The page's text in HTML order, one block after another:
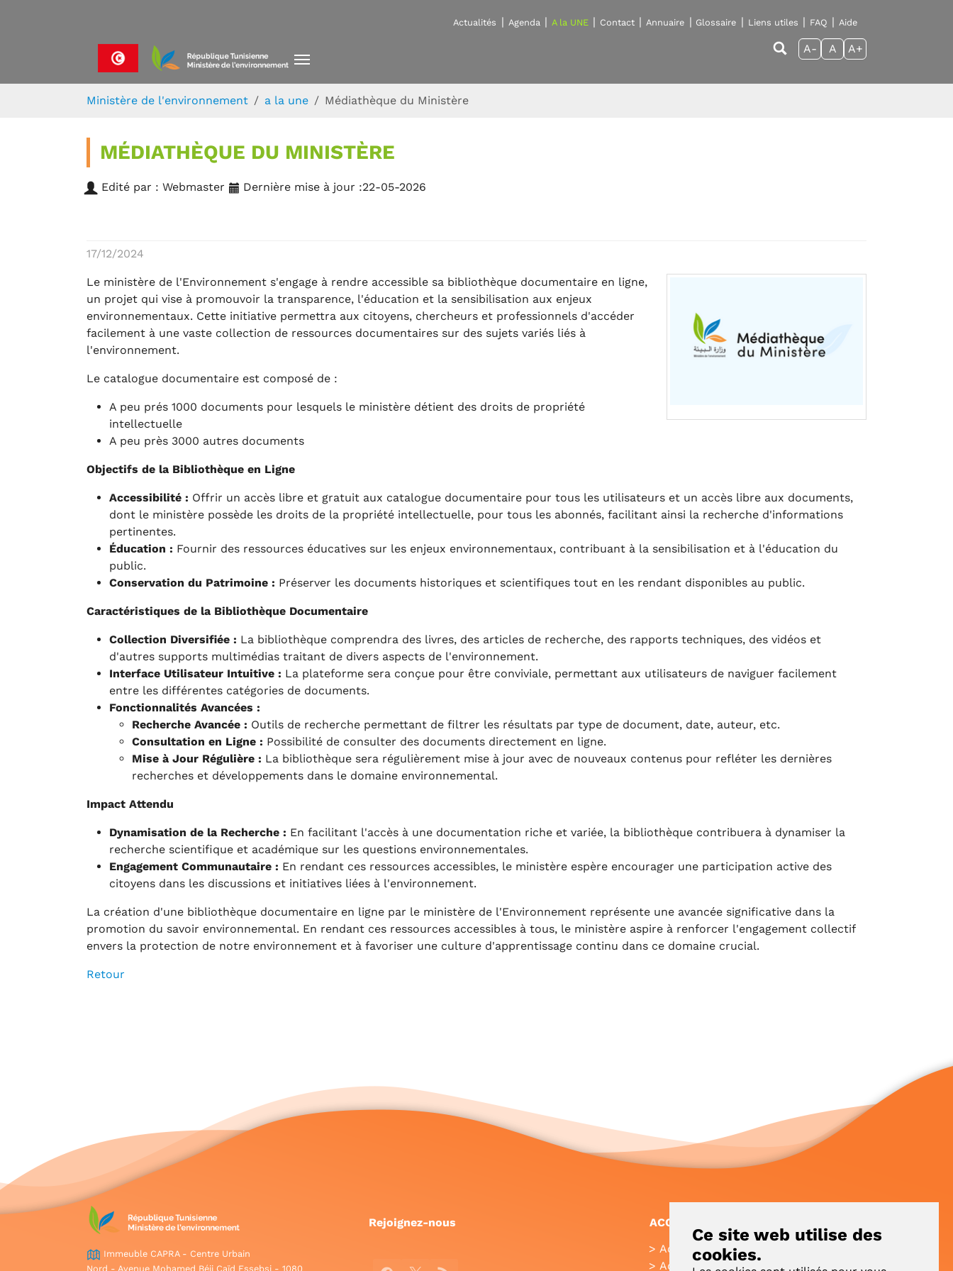
Ce site web utilise des
cookies.
Actualités Agenda A la UNE Contact Annuaire Glossaire Liens utiles FAQ Aide
A- A A+
Ministère de l'environnement a la une Médiathèque du Ministère
MÉDIATHÈQUE DU MINISTÈRE
Edité par : Webmaster Dernière mise à jour :22-05-2026
17/12/2024
Le ministère de l'Environnement s'engage à rendre accessible sa bibliothèque documentaire en ligne,
un projet qui vise à promouvoir la transparence, l'éducation et la sensibilisation aux enjeux
environnementaux. Cette initiative permettra aux citoyens, chercheurs et professionnels d'accéder
facilement à une vaste collection de ressources documentaires sur des sujets variés liés à
l'environnement.
Le catalogue documentaire est composé de :
A peu prés 1000 documents pour lesquels le ministère détient des droits de propriété
intellectuelle
A peu près 3000 autres documents
Objectifs de la Bibliothèque en Ligne
Accessibilité : Offrir un accès libre et gratuit aux catalogue documentaire pour tous les utilisateurs et un accès libre aux documents,
dont le ministère possède les droits de la propriété intellectuelle, pour tous les abonnés, facilitant ainsi la recherche d'informations
pertinentes.
Éducation : Fournir des ressources éducatives sur les enjeux environnementaux, contribuant à la sensibilisation et à l'éducation du
public.
Conservation du Patrimoine : Préserver les documents historiques et scientifiques tout en les rendant disponibles au public.
Caractéristiques de la Bibliothèque Documentaire
Collection Diversifiée : La bibliothèque comprendra des livres, des articles de recherche, des rapports techniques, des vidéos et
d'autres supports multimédias traitant de divers aspects de l'environnement.
Interface Utilisateur Intuitive : La plateforme sera conçue pour être conviviale, permettant aux utilisateurs de naviguer facilement
entre les différentes catégories de documents.
Fonctionnalités Avancées :
Recherche Avancée : Outils de recherche permettant de filtrer les résultats par type de document, date, auteur, etc.
Consultation en Ligne : Possibilité de consulter des documents directement en ligne.
Mise à Jour Régulière : La bibliothèque sera régulièrement mise à jour avec de nouveaux contenus pour refléter les dernières
recherches et développements dans le domaine environnemental.
Impact Attendu
Dynamisation de la Recherche : En facilitant l'accès à une documentation riche et variée, la bibliothèque contribuera à dynamiser la
recherche scientifique et académique sur les questions environnementales.
Engagement Communautaire : En rendant ces ressources accessibles, le ministère espère encourager une participation active des
citoyens dans les discussions et initiatives liées à l'environnement.
La création d'une bibliothèque documentaire en ligne par le ministère de l'Environnement représente une avancée significative dans la
promotion du savoir environnemental. En rendant ces ressources accessibles à tous, le ministère aspire à renforcer l'engagement collectif
envers la protection de notre environnement et à favoriser une culture d'apprentissage continu dans ce domaine crucial.
Retour
Immeuble CAPRA - Centre Urbain
Nord - Avenue Mohamed Béji Caïd Essebsi - 1080
Rejoignez-nous
ACCÈS RAPIDE
Accueil
Actualités
Plan de site